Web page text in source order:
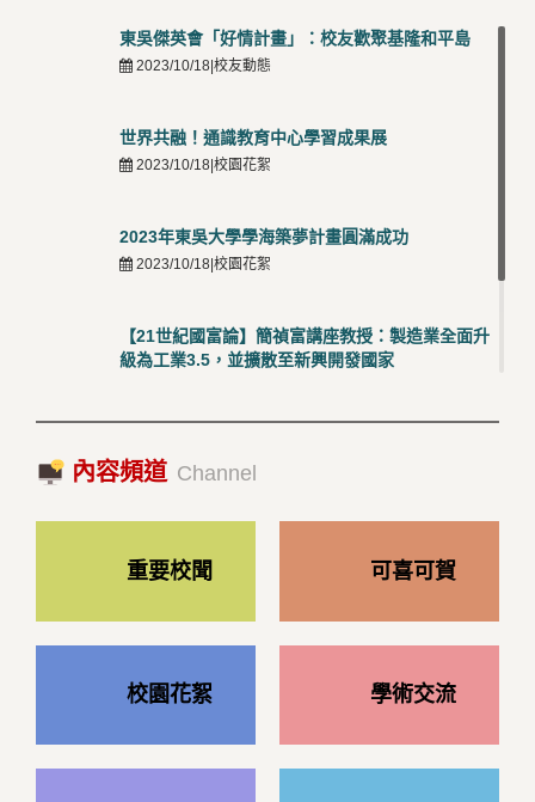
東吳傑英會「好情計畫」：校友歡聚基隆和平島
2023/10/18|校友動態
世界共融！通識教育中心學習成果展
2023/10/18|校園花絮
2023年東吳大學學海築夢計畫圓滿成功
2023/10/18|校園花絮
【21世紀國富論】簡禎富講座教授：製造業全面升
級為工業3.5，並擴散至新興開發國家
2023/10/18|推薦閱讀
內容頻道 Channel
重要校聞 可喜可賀
校園花絮 學術交流